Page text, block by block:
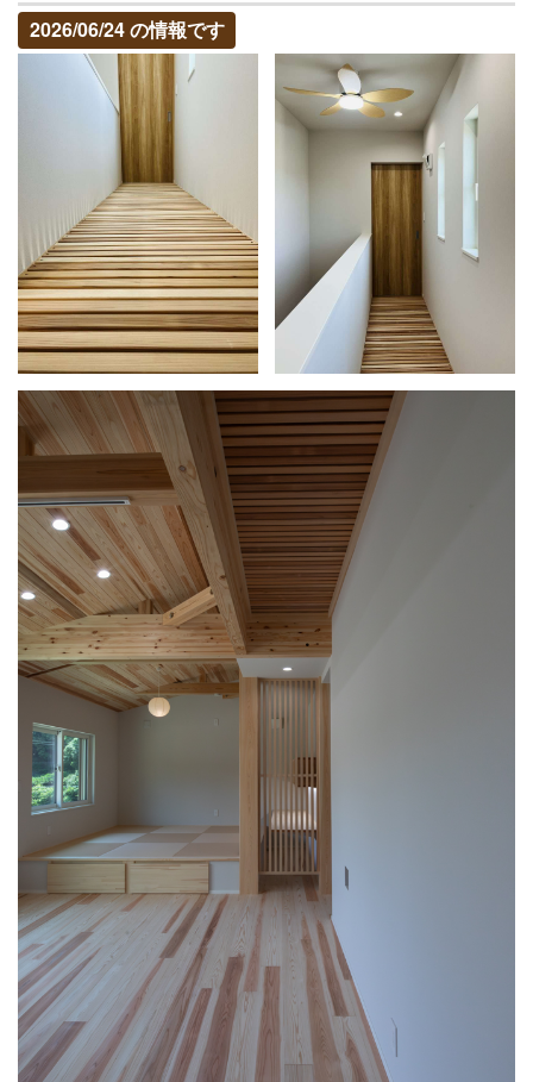
2026/06/24 の情報です